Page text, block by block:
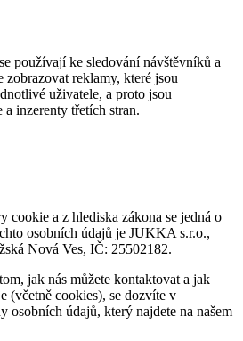
používají ke sledování návštěvníků a
reklamy, které jsou
uživatele, a proto jsou
inzerenty třetích stran.
cookie a z hlediska zákona se jedná o
osobních údajů je JUKKA s.r.o.,
Nová Ves, IČ: 25502182.
jak nás můžete kontaktovat a jak
(včetně cookies), se dozvíte v
osobních údajů, který najdete na našem